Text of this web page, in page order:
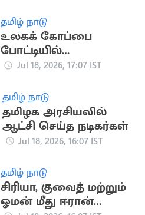
தமிழ் நாடு
உலகக் கோப்பை
போட்டியில்
பயன்படுத்திய பீலே
ஏலம்
Jul 18, 2026, 17:07 IST
தமிழ் நாடு
தமிழக அரசியலில்
ஆட்சி செய்த நடிகர்கள்
Jul 18, 2026, 16:07 IST
தமிழ் நாடு
சிரியா, குவைத் மற்றும்
ஓமன் மீது ஈரான்